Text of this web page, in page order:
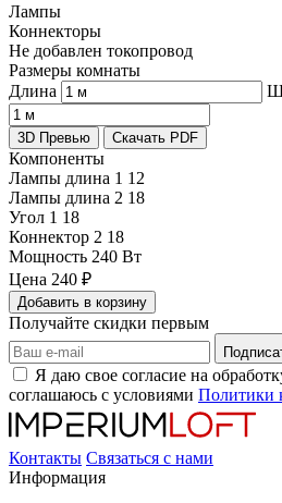
Лампы
Коннекторы
Не добавлен токопровод
Размеры комнаты
Длина
3D Превью Скачать PDF
Компоненты
Лампы длина 1 12
Лампы длина 2 18
Угол 1 18
Коннектор 2 18
Мощность 240 Вт
Цена 240 ₽
Добавить в корзину
Получайте скидки первым
Я даю свое согласие на
соглашаюсь с условиями Политики
Контакты Связаться с нами
Информация